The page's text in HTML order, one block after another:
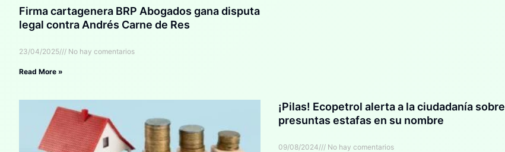
Firma cartagenera BRP Abogados gana disputa
legal contra Andrés Carne de Res
23/04/2025 No hay comentarios
Read More »
¡Pilas! Ecopetrol alerta a la ciudadanía sobre
presuntas estafas en su nombre
09/08/2024 No hay comentarios